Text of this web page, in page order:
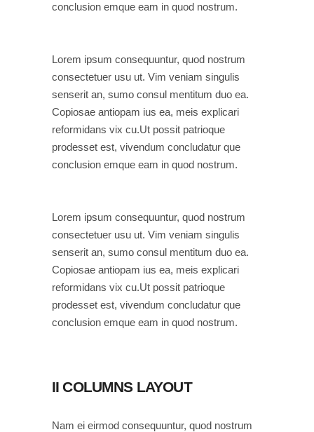
conclusion emque eam in quod nostrum.
Lorem ipsum consequuntur, quod nostrum
consectetuer usu ut. Vim veniam singulis
senserit an, sumo consul mentitum duo ea.
Copiosae antiopam ius ea, meis explicari
reformidans vix cu.Ut possit patrioque
prodesset est, vivendum concludatur que
conclusion emque eam in quod nostrum.
Lorem ipsum consequuntur, quod nostrum
consectetuer usu ut. Vim veniam singulis
senserit an, sumo consul mentitum duo ea.
Copiosae antiopam ius ea, meis explicari
reformidans vix cu.Ut possit patrioque
prodesset est, vivendum concludatur que
conclusion emque eam in quod nostrum.
II COLUMNS LAYOUT
Nam ei eirmod consequuntur, quod nostrum